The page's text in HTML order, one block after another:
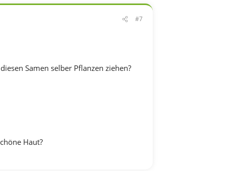
#7
Samen selber Pflanzen ziehen?
Haut?